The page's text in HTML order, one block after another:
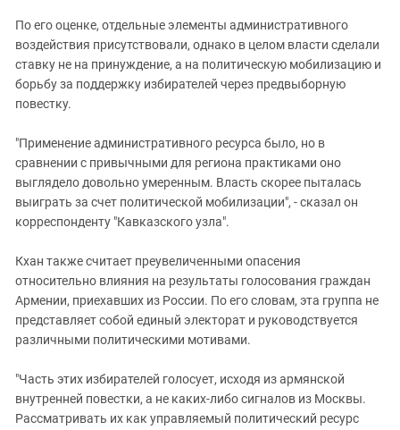
По его оценке, отдельные элементы административного
воздействия присутствовали, однако в целом власти сделали
ставку не на принуждение, а на политическую мобилизацию и
борьбу за поддержку избирателей через предвыборную
повестку.
"Применение административного ресурса было, но в
сравнении с привычными для региона практиками оно
выглядело довольно умеренным. Власть скорее пыталась
выиграть за счет политической мобилизации", - сказал он
корреспонденту "Кавказского узла".
Кхан также считает преувеличенными опасения
относительно влияния на результаты голосования граждан
Армении, приехавших из России. По его словам, эта группа не
представляет собой единый электорат и руководствуется
различными политическими мотивами.
"Часть этих избирателей голосует, исходя из армянской
внутренней повестки, а не каких-либо сигналов из Москвы.
Рассматривать их как управляемый политический ресурс